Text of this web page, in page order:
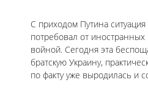
С приходом Путина
потребовал от
войной. Сегодня эта
братскую Украину,
по факту уже выродилась и